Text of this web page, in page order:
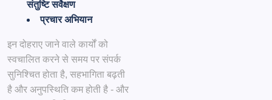
संतुष्टि सर्वेक्षण
प्रचार अभियान
इन दोहराए जाने वाले कार्यों को
स्वचालित करने से समय पर संपर्क
सुनिश्चित होता है, सहभागिता बढ़ती
है और अनुपस्थिति कम होती है - और